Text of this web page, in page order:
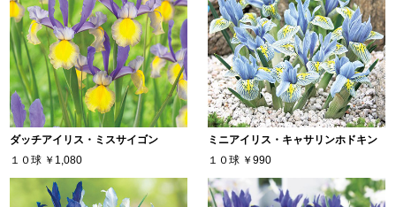
ダッチアイリス・ミスサイゴン
１０球 ￥1,080
ミニアイリス・キャサリンホドキン
１０球 ￥990